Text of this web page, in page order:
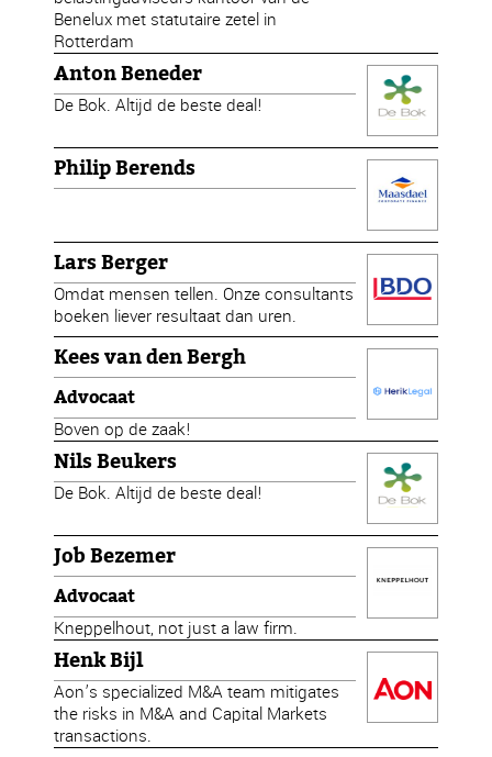
Benelux met statutaire zetel in
Rotterdam
Anton Beneder
De Bok. Altijd de beste deal!
Philip Berends
Lars Berger
Omdat mensen tellen. Onze consultants
boeken liever resultaat dan uren.
Kees van den Bergh
Advocaat
Boven op de zaak!
Nils Beukers
De Bok. Altijd de beste deal!
Job Bezemer
Advocaat
Kneppelhout, not just a law firm.
Henk Bijl
Aon’s specialized M&A team mitigates
the risks in M&A and Capital Markets
transactions.